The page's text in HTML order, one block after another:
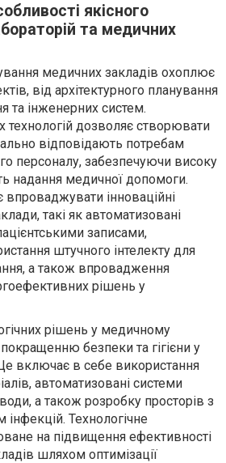
якісного
та медичних
медичних закладів охоплює
від архітектурного планування
та інженерних систем.
технологій дозволяє створювати
відповідають потребам
персоналу, забезпечуючи високу
надання медичної допомоги.
інноваційні
такі як автоматизовані
записами,
штучного інтелекту для
а також впровадження
рішень у
рішень у медичному
безпеки та гігієни у
включає в себе використання
автоматизовані системи
а також розробку просторів з
Технологічне
на підвищення ефективності
шляхом оптимізації